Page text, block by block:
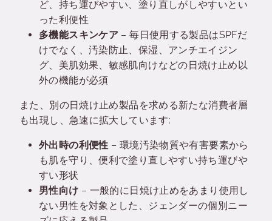
ど、持ち運びやすい、塗り直しがしやすいとい
った利便性
多機能スキンケア – 毎日使用する製品はSPFだ
けでなく、汚染防止、保湿、アンチエイジン
グ、美肌効果、敏感肌向けなどの日焼け止め以
外の機能が必須
また、別の日焼け止め製品を求める新たな消費者層
も出現し、急速に拡大しています:
外出時の利便性 – 環境汚染物質や有害要素から
も肌を守り、便利で塗り直しやすい持ち運びや
すい形状
男性向け – 一般的に日焼け止めをあまり使用し
ない男性を対象とした、ジェンダーの個別ニー